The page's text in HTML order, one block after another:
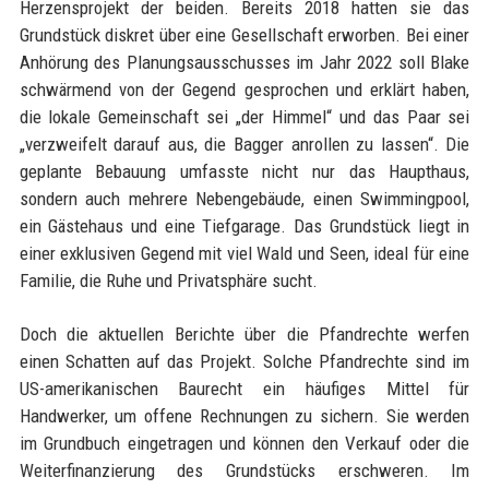
Herzensprojekt der beiden. Bereits 2018 hatten sie das
Grundstück diskret über eine Gesellschaft erworben. Bei einer
Anhörung des Planungsausschusses im Jahr 2022 soll Blake
schwärmend von der Gegend gesprochen und erklärt haben,
die lokale Gemeinschaft sei „der Himmel“ und das Paar sei
„verzweifelt darauf aus, die Bagger anrollen zu lassen“. Die
geplante Bebauung umfasste nicht nur das Haupthaus,
sondern auch mehrere Nebengebäude, einen Swimmingpool,
ein Gästehaus und eine Tiefgarage. Das Grundstück liegt in
einer exklusiven Gegend mit viel Wald und Seen, ideal für eine
Familie, die Ruhe und Privatsphäre sucht.
Doch die aktuellen Berichte über die Pfandrechte werfen
einen Schatten auf das Projekt. Solche Pfandrechte sind im
US-amerikanischen Baurecht ein häufiges Mittel für
Handwerker, um offene Rechnungen zu sichern. Sie werden
im Grundbuch eingetragen und können den Verkauf oder die
Weiterfinanzierung des Grundstücks erschweren. Im